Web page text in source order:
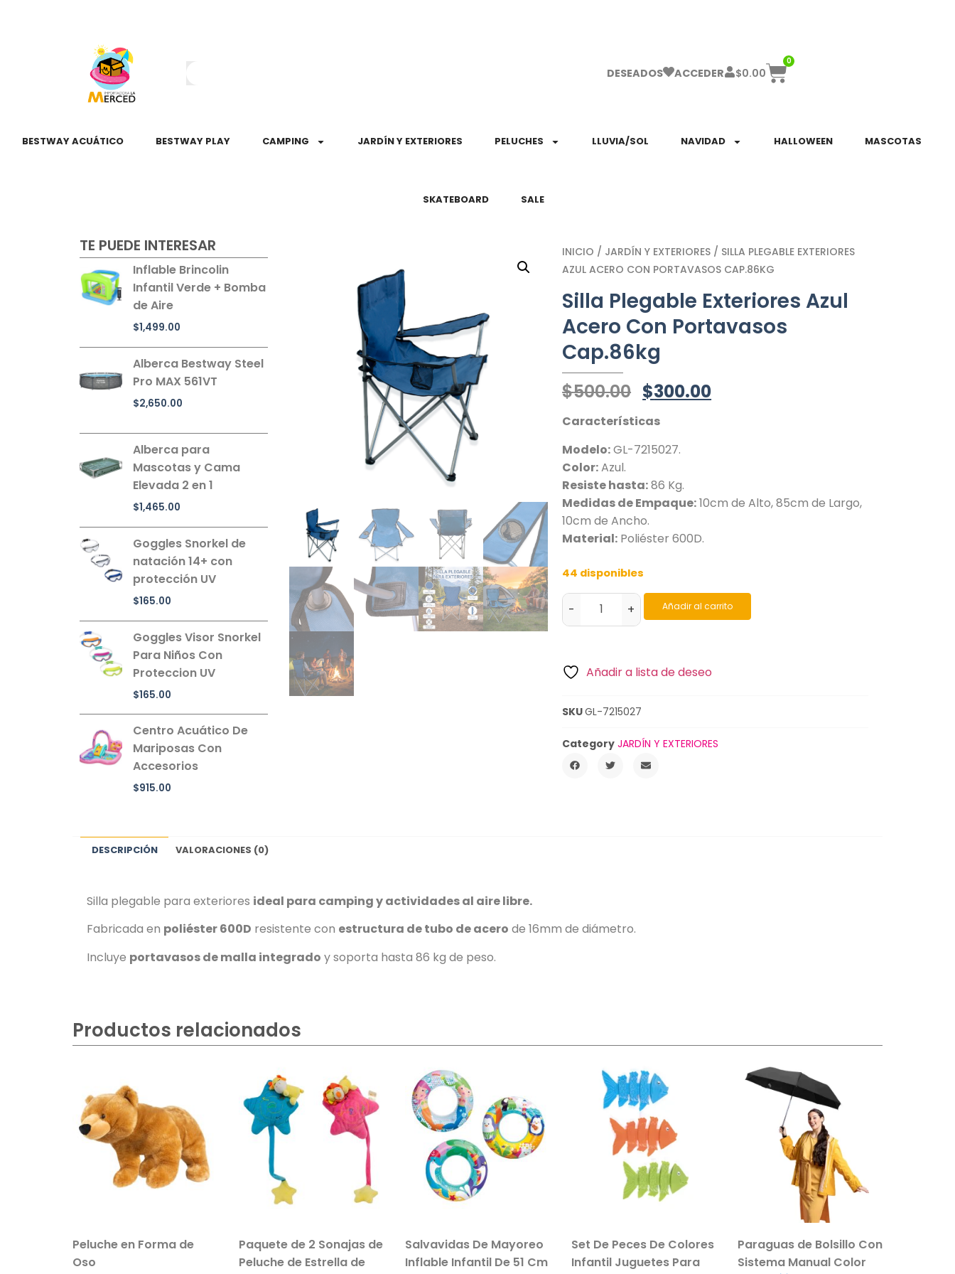
DESEADOS ACCEDER $0.00
0
BESTWAY ACUÁTICO BESTWAY PLAY CAMPING JARDÍN Y EXTERIORES PELUCHES LLUVIA/SOL NAVIDAD HALLOWEEN MASCOTAS
SKATEBOARD SALE
TE PUEDE INTERESAR
Inflable Brincolin
Infantil Verde + Bomba
de Aire
$1,499.00
Alberca Bestway Steel
Pro MAX 561VT
$2,650.00
Alberca para
Mascotas y Cama
Elevada 2 en 1
$1,465.00
Goggles Snorkel de
natación 14+ con
protección UV
$165.00
Goggles Visor Snorkel
Para Niños Con
Proteccion UV
$165.00
Centro Acuático De
Mariposas Con
Accesorios
$915.00
INICIO / JARDÍN Y EXTERIORES / SILLA PLEGABLE EXTERIORES
AZUL ACERO CON PORTAVASOS CAP.86KG
Silla Plegable Exteriores Azul
Acero Con Portavasos
Cap.86kg
$500.00 $300.00
Características
Modelo:GL-7215027.
Color:Azul.
Resiste hasta:86 Kg.
Medidas de Empaque:10cm de Alto, 85cm de Largo,
10cm de Ancho.
Material: Poliéster 600D.
44 disponibles
- + Añadir al carrito
Añadir a lista de deseo
SKUGL-7215027
Category JARDÍN Y EXTERIORES
DESCRIPCIÓN VALORACIONES (0)
Silla plegable para exteriores ideal para camping y actividades al aire libre.
Fabricada en poliéster 600D resistente con estructura de tubo de acero de 16mm de diámetro.
Incluye portavasos de malla integrado y soporta hasta 86 kg de peso.
Productos relacionados
Peluche en Forma de
Oso
Paquete de 2 Sonajas de
Peluche de Estrella de
Salvavidas De Mayoreo
Inflable Infantil De 51 Cm
Set De Peces De Colores
Infantil Juguetes Para
Paraguas de Bolsillo Con
Sistema Manual Color